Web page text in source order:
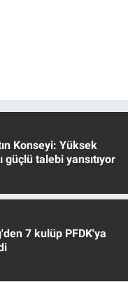
Konseyi: Yüksek
güçlü talebi yansıtıyor
7 kulüp PFDK'ya